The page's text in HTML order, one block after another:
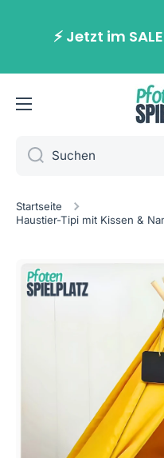
⚡️ Jetzt im
Suchen
Startseite
Haustier-Tipi mit Kissen &
Zu